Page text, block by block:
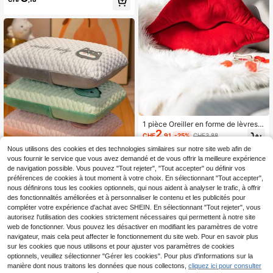
ur le lit, le canapé et la décoration d
on, essentiel pour le printemps/l'été,
cadeau parfait pour la famille, les a
mis, la remise des diplômes, l'anniv
ersaire
Petit oreiller rafraîchissant pour les
dormeurs qui ont chaud, oreiller de
sieste à mémoire de forme réglable
pour le bureau - oreillers moyens à f
ermes pour les dormeurs sur le côté
- housse lavable
CHF11,68
1 pièce Oreiller en forme de lèvres e
n velours, coussin de lèvres doux et
our la chambre à coucher, le salon,
l'extérieur, usage quotidien, mariag
e, fête, Noël, décoration d'Hallowee
n
CHF2,91 -25% CHF3,88
Nous utilisons des cookies et des technologies similaires sur notre site web afin de
vous fournir le service que vous avez demandé et de vous offrir la meilleure expérience
de navigation possible. Vous pouvez "Tout rejeter", "Tout accepter" ou définir vos
préférences de cookies à tout moment à votre choix. En sélectionnant "Tout accepter",
nous définirons tous les cookies optionnels, qui nous aident à analyser le trafic, à offrir
des fonctionnalités améliorées et à personnaliser le contenu et les publicités pour
compléter votre expérience d'achat avec SHEIN. En sélectionnant "Tout rejeter", vous
autorisez l'utilisation des cookies strictement nécessaires qui permettent à notre site
web de fonctionner. Vous pouvez les désactiver en modifiant les paramètres de votre
navigateur, mais cela peut affecter le fonctionnement du site web. Pour en savoir plus
sur les cookies que nous utilisons et pour ajuster vos paramètres de cookies
optionnels, veuillez sélectionner "Gérer les cookies". Pour plus d'informations sur la
manière dont nous traitons les données que nous collectons, cliquez ici pour consulter